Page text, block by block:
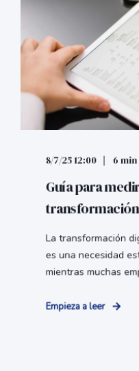
8/7/25 12:00 6 min
Guía para
La transformación
es una necesidad
mientras muchas
Empieza a leer